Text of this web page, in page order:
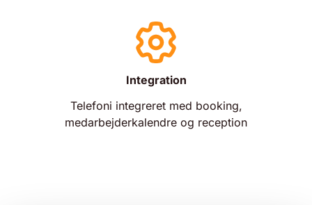
Integration
Telefoni integreret med booking,
medarbejderkalendre og reception